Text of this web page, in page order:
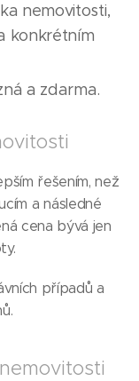
nemovitosti,
konkrétním
a zdarma.
řešením, než
a následné
cena bývá jen
případů a